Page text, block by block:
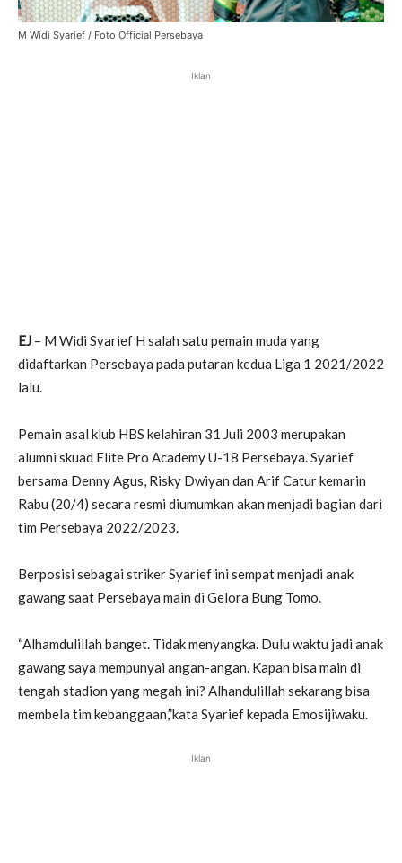
M Widi Syarief / Foto Official Persebaya
Iklan
EJ – M Widi Syarief H salah satu pemain muda yang
didaftarkan Persebaya pada putaran kedua Liga 1 2021/2022
lalu.
Pemain asal klub HBS kelahiran 31 Juli 2003 merupakan
alumni skuad Elite Pro Academy U-18 Persebaya. Syarief
bersama Denny Agus, Risky Dwiyan dan Arif Catur kemarin
Rabu (20/4) secara resmi diumumkan akan menjadi bagian dari
tim Persebaya 2022/2023.
Berposisi sebagai striker Syarief ini sempat menjadi anak
gawang saat Persebaya main di Gelora Bung Tomo.
“Alhamdulillah banget. Tidak menyangka. Dulu waktu jadi anak
gawang saya mempunyai angan-angan. Kapan bisa main di
tengah stadion yang megah ini? Alhandulillah sekarang bisa
membela tim kebanggaan,”kata Syarief kepada Emosijiwaku.
Iklan